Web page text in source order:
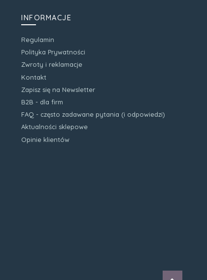
INFORMACJE
Regulamin
Polityka Prywatności
Zwroty i reklamacje
Kontakt
Zapisz się na Newsletter
B2B - dla firm
FAQ - często zadawane pytania (i odpowiedzi)
Aktualności sklepowe
Opinie klientów